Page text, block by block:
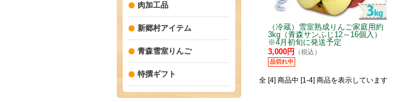
（冷蔵）雪室熟成りんご家庭用約
3kg（青森サンふじ12～16個入）
※4月初旬に発送予定
3,000円 （税込）
品切れ中
全 [4] 商品中 [1-4] 商品を表示しています
肉加工品
新郷村アイテム
青森雪室りんご
特撰ギフト